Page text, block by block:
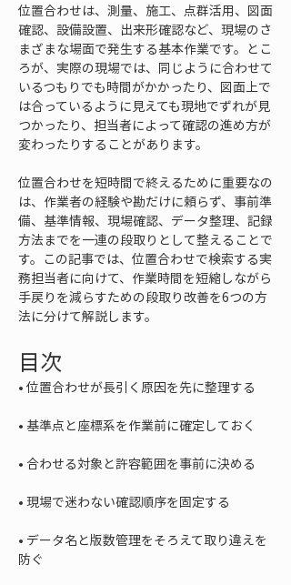
位置合わせは、測量、施工、点群活用、図面
確認、設備設置、出来形確認など、現場のさ
まざまな場面で発生する基本作業です。とこ
ろが、実際の現場では、同じように合わせて
いるつもりでも時間がかかったり、図面上で
は合っているように見えても現地でずれが見
つかったり、担当者によって確認の進め方が
変わったりすることがあります。
位置合わせを短時間で終えるために重要なの
は、作業者の経験や勘だけに頼らず、事前準
備、基準情報、現場確認、データ整理、記録
方法までを一連の段取りとして整えることで
す。この記事では、位置合わせで検索する実
務担当者に向けて、作業時間を短縮しながら
手戻りを減らすための段取り改善を6つの方
法に分けて解説します。
目次
•
•
•
•
• データ名と版数管理をそろえて取り違えを